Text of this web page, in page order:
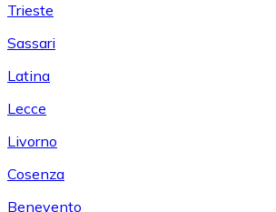
Trieste
Sassari
Latina
Lecce
Livorno
Cosenza
Benevento